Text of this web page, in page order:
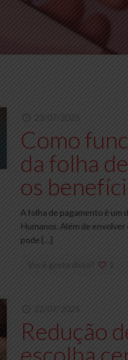
23/07/2025
Como
da folha
os
A folha de pagamento é um
Humanos. Além de
pode […]
Você gosta disso? 1
22/07/2025
Redução
escolha